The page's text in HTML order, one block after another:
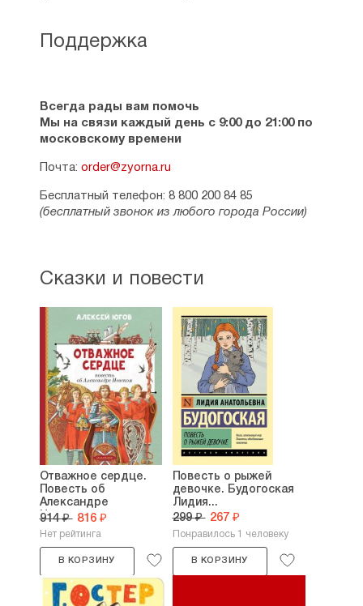
Поддержка
Всегда рады вам помочь
Мы на связи каждый день с 9:00 до 21:00 по
московскому времени
Почта: order@zyorna.ru
Бесплатный телефон: 8 800 200 84 85
(бесплатный звонок из любого города России)
Сказки и повести
Отважное сердце.
Повесть об
Александре
Невском....
914 ₽ 816 ₽
Нет рейтинга
В КОРЗИНУ
Повесть о рыжей
девочке. Будогоская
Лидия...
299 ₽ 267 ₽
Понравилось 1 человеку
В КОРЗИНУ